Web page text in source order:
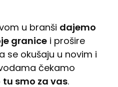
u branši dajemo
granice i prošire
se okušaju u novim i
čekamo
tu smo za vas.